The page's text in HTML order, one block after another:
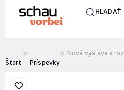
HĽADAŤ
Štart Príspevky
Nová výstava s